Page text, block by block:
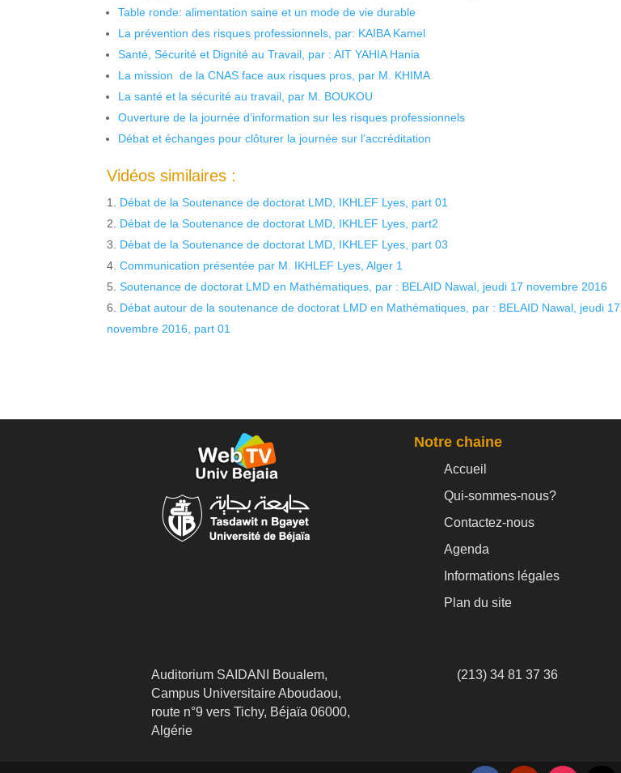
Table ronde: alimentation saine et un mode de vie durable
La prévention des risques professionnels, par: KAIBA Kamel
Santé, Sécurité et Dignité au Travail, par : AIT YAHIA Hania
La mission de la CNAS face aux risques pros, par M. KHIMA
La santé et la sécurité au travail, par M. BOUKOU
Ouverture de la journée d’information sur les risques professionnels
Débat et échanges pour clôturer la journée sur l’accréditation
Vidéos similaires :
Débat de la Soutenance de doctorat LMD, IKHLEF Lyes, part 01
Débat de la Soutenance de doctorat LMD, IKHLEF Lyes, part2
Débat de la Soutenance de doctorat LMD, IKHLEF Lyes, part 03
Communication présentée par M. IKHLEF Lyes, Alger 1
Soutenance de doctorat LMD en Mathématiques, par : BELAID Nawal, jeudi 17 novembre 2016
Débat autour de la soutenance de doctorat LMD en Mathématiques, par : BELAID Nawal, jeudi 17
novembre 2016, part 01
Notre chaine
Accueil
Qui-sommes-nous?
Contactez-nous
Agenda
Informations légales
Plan du site
Auditorium SAIDANI Boualem,
Campus Universitaire Aboudaou,
route n°9 vers Tichy, Béjaïa 06000,
Algérie
(213) 34 81 37 36